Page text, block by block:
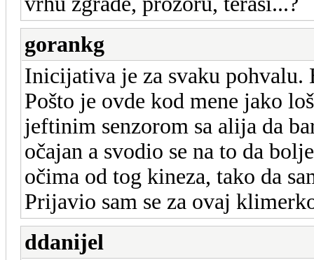
gorankg
Inicijativa je za svaku pohvalu.
Pošto je ovde kod mene jako
jeftinim senzorom sa alija da
očajan a svodio se na to da
očima od tog kineza, tako da
Prijavio sam se za ovaj
ddanijel